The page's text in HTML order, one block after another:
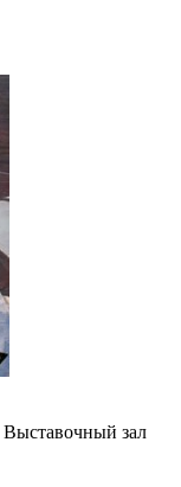
Выставочный зал